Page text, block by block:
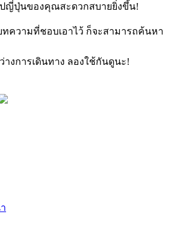
ปญี่ปุ่นของคุณสะดวกสบายยิ่งขึ้น!
ความที่ชอบเอาไว้ ก็จะสามารถค้นหา
างการเดินทาง ลองใช้กันดูนะ!